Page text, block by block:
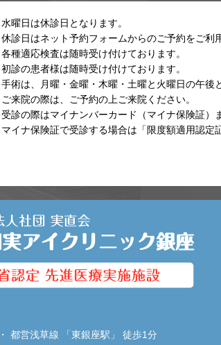
水曜日は休診日となります。
休診日はネット予約フォームからのご予約をご利
各種適応検査は随時受け付けております。
初診の患者様は随時受け付けております。
手術は、月曜・金曜・木曜・土曜と火曜日の午後
ご来院の際は、ご予約の上ご来院ください。
受診の際はマイナンバーカード（マイナ保険証）
マイナ保険証で受診する場合は「限度額適用認定
都営浅草線 「東銀座駅」 徒歩1分